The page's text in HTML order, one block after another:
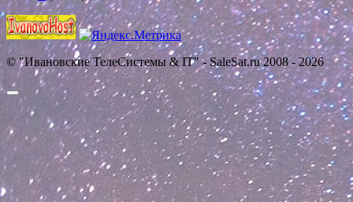
© "Ивановские ТелеСистемы & IT" - SaleSat.ru 2008 - 2026
Прокрутить
вверх